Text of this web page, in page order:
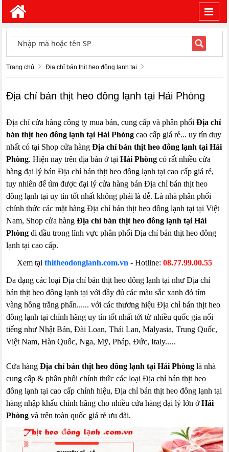
TÌM KIẾM
Trang chủ Địa chỉ bán thịt heo đông lạnh tại
Địa chỉ bán thịt heo đông lạnh tại Hải Phòng
Địa chỉ cửa hàng công ty mua bán, cung cấp và phân phốiĐịa chỉ
bán thịt heo đông lạnh tại Hải Phòng cao cấp giá rẻ... uy tín duy
nhất có tại Shop cửa hàngĐịa chỉ bán thịt heo đông lạnh tại Hải
Phòng. Hiện nay trên địa bàn ở tạiHải Phòng có rất nhiều cửa
hàng đại lý bán Địa chỉ bán thịt heo đông lạnh tại cao cấp giá rẻ,
tuy nhiên để tìm được đại lý cửa hàng bán Địa chỉ bán thịt heo
đông lạnh tại uy tín tốt nhất không phải là dễ. Là nhà phân phối
chính thức các mặt hàng Địa chỉ bán thịt heo đông lạnh tại tại Việt
Nam, Shop cửa hàngĐịa chỉ bán thịt heo đông lạnh tại Hải
Phòng đi đầu trong lĩnh vực phân phối Địa chỉ bán thịt heo đông
lạnh tại cao cấp.
Xem tại thitheodonglanh.com.vn - Hotline: 08.77.99.00.55
Đa dạng các loại Địa chỉ bán thịt heo đông lạnh tại như Địa chỉ
bán thịt heo đông lạnh tại với đầy đủ các màu sắc xanh đỏ tím
vàng hồng trắng phấn...... với các thương hiệu Địa chỉ bán thịt heo
đông lạnh tại chính hãng uy tín tốt nhất tới từ nhiều quốc gia nổi
tiếng như Nhật Bản, Đài Loan, Thái Lan, Malyasia, Trung Quốc,
Việt Nam, Hàn Quốc, Nga, Mỹ, Pháp, Đức, Italy.....
Cửa hàngĐịa chỉ bán thịt heo đông lạnh tại Hải Phòng là nhà
cung cấp & phân phối chính thức các loại Địa chỉ bán thịt heo
đông lạnh tại cao cấp chính hiệu, Địa chỉ bán thịt heo đông lạnh tại
hàng nhập khẩu chính hãng cho nhiều cửa hàng đại lý lớn ởHải
Phòng và trên toàn quốc giá rẻ ưu đãi.